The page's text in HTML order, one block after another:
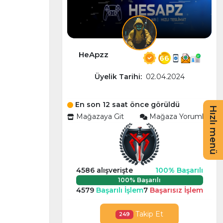
HeApzz 66
Üyelik Tarihi: 02.04.2024
En son 12 saat önce görüldü
Mağazaya Git
Mağaza Yorumları
4586 alışverişte 100% Başarılı
100% Başarılı
4579 Başarılı İşlem7 Başarısız İşlem
249 Takip Et
Hızlı menü